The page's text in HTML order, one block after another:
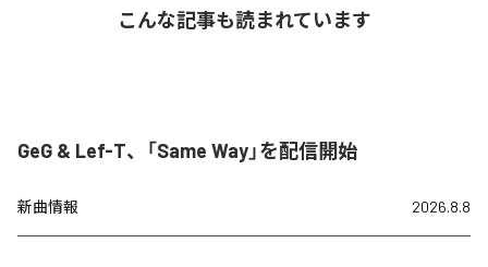
こんな記事も読まれています
GeG & Lef-T、「Same Way」を配信開始
新曲情報 2026.8.8